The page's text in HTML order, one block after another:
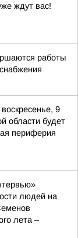
ждут вас!
работы
9
области будет
периферия
людей на
лета –